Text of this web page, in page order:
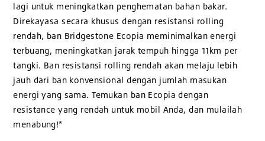
lagi untuk meningkatkan penghematan bahan bakar.
Direkayasa secara khusus dengan resistansi rolling
rendah, ban Bridgestone Ecopia meminimalkan energi
terbuang, meningkatkan jarak tempuh hingga 11km per
tangki. Ban resistansi rolling rendah akan melaju lebih
jauh dari ban konvensional dengan jumlah masukan
energi yang sama. Temukan ban Ecopia dengan
resistance yang rendah untuk mobil Anda, dan mulailah
menabung!*